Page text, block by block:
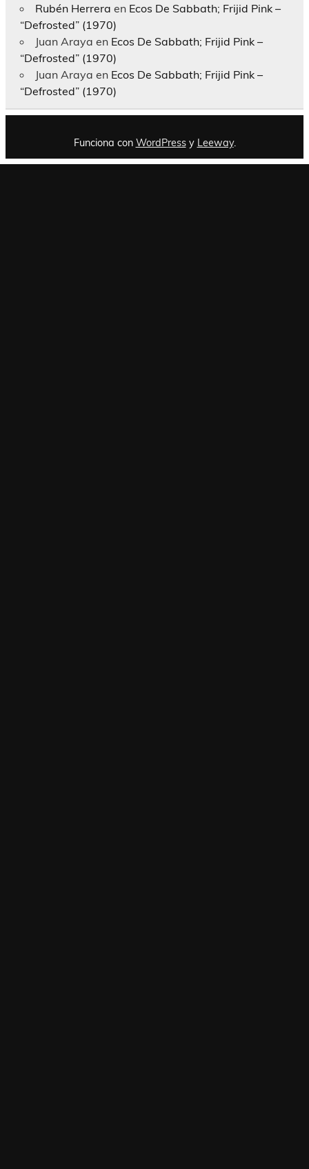
Rubén Herrera en Ecos De Sabbath; Frijid Pink –
“Defrosted” (1970)
Juan Araya en Ecos De Sabbath; Frijid Pink –
“Defrosted” (1970)
Juan Araya en Ecos De Sabbath; Frijid Pink –
“Defrosted” (1970)
Funciona con WordPressy Leeway.